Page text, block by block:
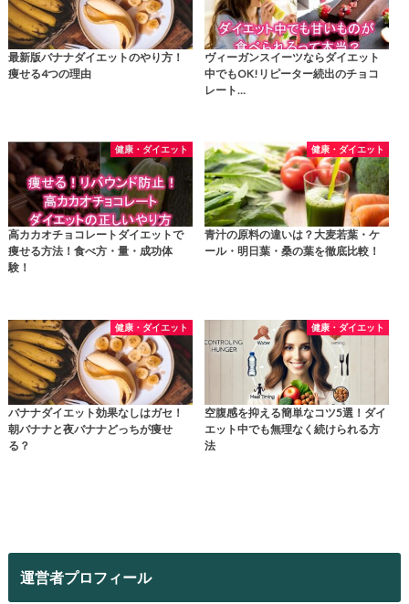
最新版バナナダイエットのやり方！
痩せる4つの理由
ヴィーガンスイーツならダイエット
中でもOK!リピーター続出のチョコ
レート…
健康・ダイエット
高カカオチョコレートダイエットで
痩せる方法！食べ方・量・成功体
験！
健康・ダイエット
青汁の原料の違いは？大麦若葉・ケ
ール・明日葉・桑の葉を徹底比較！
健康・ダイエット
バナナダイエット効果なしはガセ！
朝バナナと夜バナナどっちが痩せ
る？
健康・ダイエット
空腹感を抑える簡単なコツ5選！ダイ
エット中でも無理なく続けられる方
法
運営者プロフィール